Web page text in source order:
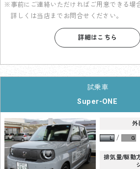
※事前にご連絡いただければご用意できる場
詳しくは当店までお問合せください。
詳細はこちら
外
Super-ONE
排気量/駆動